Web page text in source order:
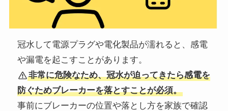
冠水して電源プラグや電化製品が濡れると、感電
や漏電を起こすことがあります。
非常に危険なため、冠水が迫ってきたら感電を
防ぐためブレーカーを落とすことが必須。
事前にブレーカーの位置や落とし方を家族で確認